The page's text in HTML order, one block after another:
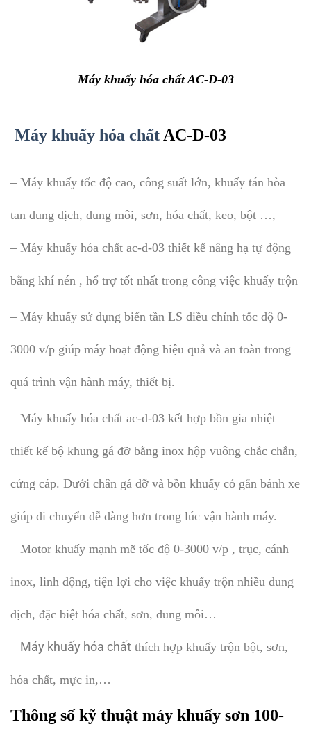
Máy khuấy hóa chất AC-D-03
Máy khuấy hóa chất AC-D-03
– Máy khuấy tốc độ cao, công suất lớn, khuấy tán hòa
tan dung dịch, dung môi, sơn, hóa chất, keo, bột …,
– Máy khuấy hóa chất ac-d-03 thiết kế nâng hạ tự động
bằng khí nén , hổ trợ tốt nhất trong công việc khuấy trộn
– Máy khuấy sử dụng biến tần LS điều chỉnh tốc độ 0-
3000 v/p giúp máy hoạt động hiệu quả và an toàn trong
quá trình vận hành máy, thiết bị.
– Máy khuấy hóa chất ac-d-03 kết hợp bồn gia nhiệt
thiết kế bộ khung gá đỡ bằng inox hộp vuông chắc chắn,
cứng cáp. Dưới chân gá đỡ và bồn khuấy có gắn bánh xe
giúp di chuyển dễ dàng hơn trong lúc vận hành máy.
– Motor khuấy mạnh mẽ tốc độ 0-3000 v/p , trục, cánh
inox, linh động, tiện lợi cho việc khuấy trộn nhiều dung
dịch, đặc biệt hóa chất, sơn, dung môi…
– Máy khuấy hóa chất thích hợp khuấy trộn bột, sơn,
hóa chất, mực in,…
Thông số kỹ thuật máy khuấy sơn 100-